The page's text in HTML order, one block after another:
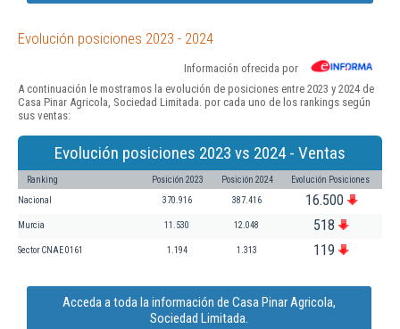
Evolución posiciones 2023 - 2024
Información ofrecida por
A continuación le mostramos la evolución de posiciones entre 2023 y 2024 de
Casa Pinar Agricola, Sociedad Limitada. por cada uno de los rankings según
sus ventas:
Evolución posiciones 2023 vs 2024 - Ventas
Ranking Posición 2023 Posición 2024 Evolución Posiciones
Nacional 370.916 387.416 16.500
Murcia 11.530 12.048 518
Sector CNAE 0161 1.194 1.313 119
Acceda a toda la información de Casa Pinar Agricola,
Sociedad Limitada.